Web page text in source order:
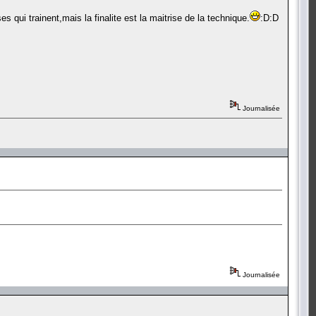
qui trainent,mais la finalite est la maitrise de la technique.
:D:D
Journalisée
Journalisée